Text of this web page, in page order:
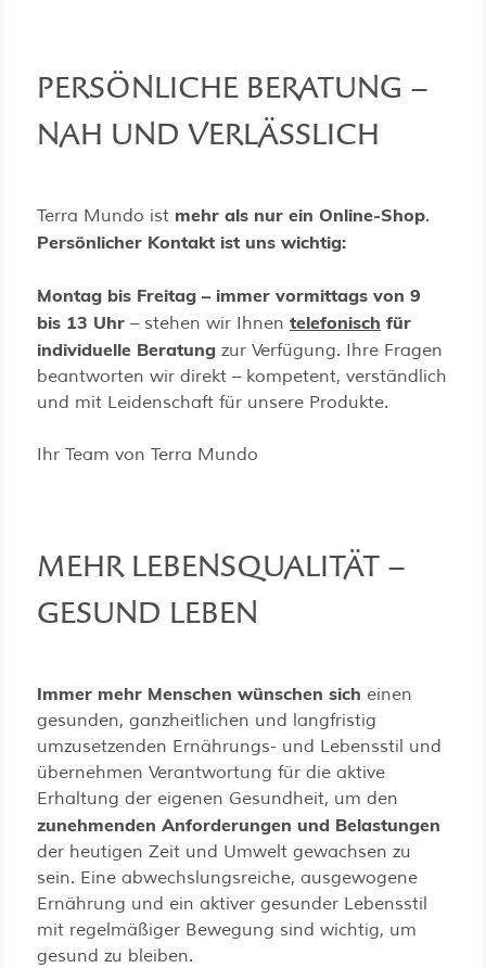
PERSÖNLICHE BERATUNG –
NAH UND VERLÄSSLICH
Terra Mundo ist mehr als nur ein Online-Shop.
Persönlicher Kontakt ist uns wichtig:
Montag bis Freitag – immer vormittags von 9
bis 13 Uhr – stehen wir Ihnen telefonisch für
individuelle Beratung zur Verfügung. Ihre Fragen
beantworten wir direkt – kompetent, verständlich
und mit Leidenschaft für unsere Produkte.
Ihr Team von Terra Mundo
MEHR LEBENSQUALITÄT –
GESUND LEBEN
Immer mehr Menschen wünschen sich einen
gesunden, ganzheitlichen und langfristig
umzusetzenden Ernährungs- und Lebensstil und
übernehmen Verantwortung für die aktive
Erhaltung der eigenen Gesundheit, um den
zunehmenden Anforderungen und Belastungen
der heutigen Zeit und Umwelt gewachsen zu
sein. Eine abwechslungsreiche, ausgewogene
Ernährung und ein aktiver gesunder Lebensstil
mit regelmäßiger Bewegung sind wichtig, um
gesund zu bleiben.